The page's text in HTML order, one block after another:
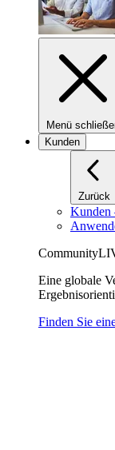
Menü
Kunden
Zurück
Kunden
Eine globale
Finden Sie